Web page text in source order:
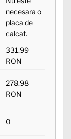
necesara o
placa de
calcat.
331.99
RON
278.98
RON
0